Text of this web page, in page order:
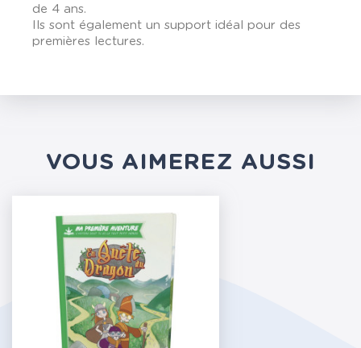
de 4 ans.
Ils sont également un support idéal pour des
premières lectures.
VOUS AIMEREZ AUSSI